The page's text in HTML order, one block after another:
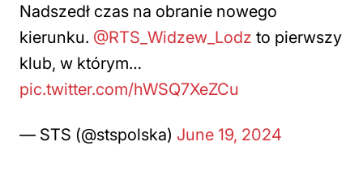
Nadszedł czas na obranie nowego
kierunku. @RTS_Widzew_Lodz to pierwszy
klub, w którym…
pic.twitter.com/hWSQ7XeZCu
— STS (@stspolska) June 19, 2024